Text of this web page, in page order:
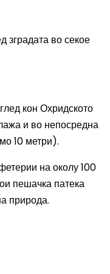
зградата во секое
кон Охридското
и во непосредна
10 метри).
на околу 100
пешачка патека
природа.